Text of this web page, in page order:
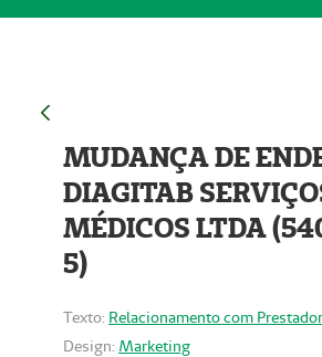
MUDANÇA DE
DIAGITAB
MÉDICOS LTDA
5)
Texto: Relacionamento com Prestador
Design: Marketing